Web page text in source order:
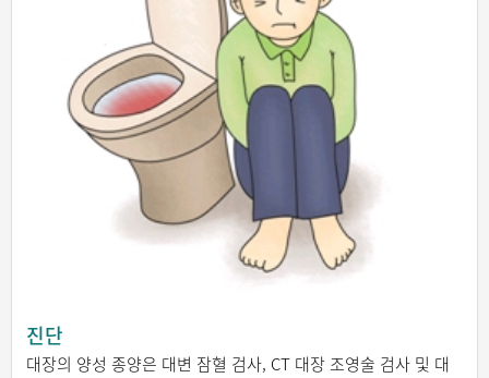
진단
대장의 양성 종양은 대변 잠혈 검사, CT 대장 조영술 검사 및 대